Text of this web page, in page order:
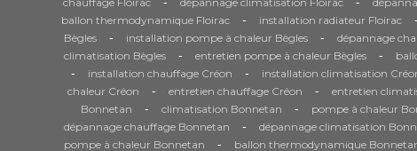
ballon thermodynamique Floirac - installation radiateur Floirac -
Bègles
- installation pompe à chaleur Bègles - dépannage
climatisation Bègles
- entretien pompe à chaleur Bègles -
- installation chauffage Créon - installation climatisation
chaleur Créon
- entretien chauffage Créon - entretien
Bonnetan
- climatisation Bonnetan - pompe à chaleur
dépannage chauffage Bonnetan - dépannage climatisation
pompe à chaleur Bonnetan
- ballon thermodynamique